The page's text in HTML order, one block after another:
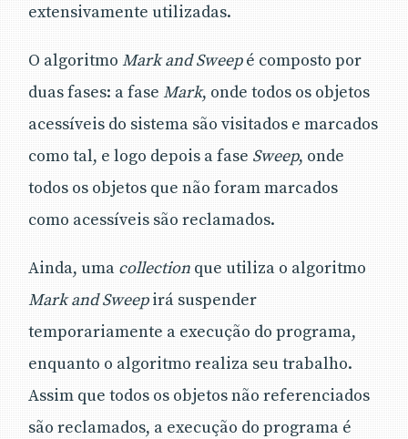
extensivamente utilizadas.
O algoritmo Mark and Sweepé composto por
duas fases: a fase Mark, onde todos os objetos
acessíveis do sistema são visitados e marcados
como tal, e logo depois a fase Sweep, onde
todos os objetos que não foram marcados
como acessíveis são reclamados.
Ainda, uma collection que utiliza o algoritmo
Mark and Sweepirá suspender
temporariamente a execução do programa,
enquanto o algoritmo realiza seu trabalho.
Assim que todos os objetos não referenciados
são reclamados, a execução do programa é